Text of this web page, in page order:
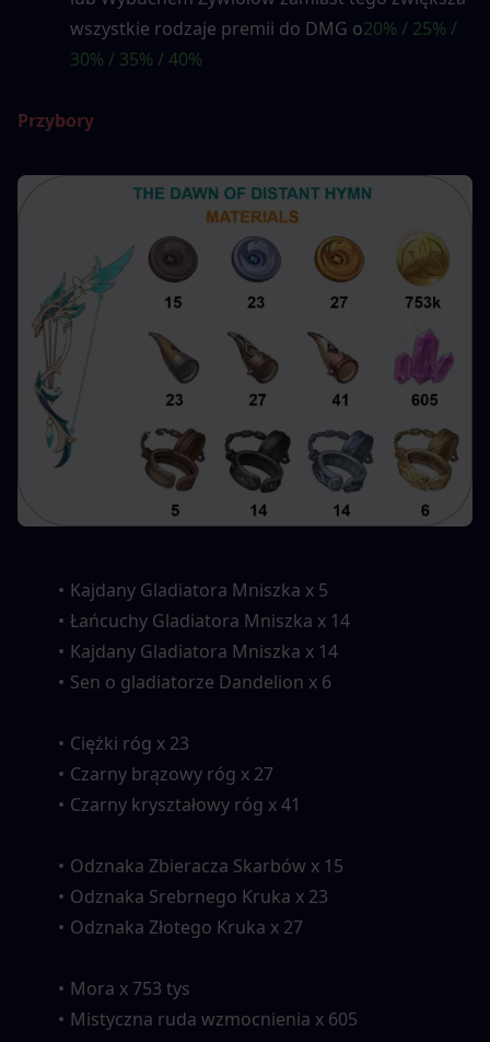
wszystkie rodzaje premii do DMG o20% / 25% /
30% / 35% / 40%
Przybory
Kajdany Gladiatora Mniszka x 5
Łańcuchy Gladiatora Mniszka x 14
Kajdany Gladiatora Mniszka x 14
Sen o gladiatorze Dandelion x 6
Ciężki róg x 23
Czarny brązowy róg x 27
Czarny kryształowy róg x 41
Odznaka Zbieracza Skarbów x 15
Odznaka Srebrnego Kruka x 23
Odznaka Złotego Kruka x 27
Mora x 753 tys
Mistyczna ruda wzmocnienia x 605